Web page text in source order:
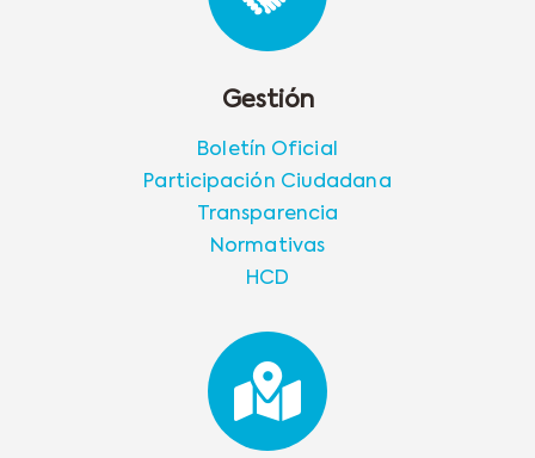
Gestión
Boletín Oficial
Participación Ciudadana
Transparencia
Normativas
HCD